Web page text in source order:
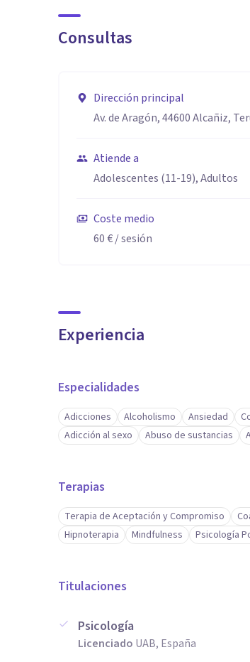
Consultas
Dirección principal
Av. de Aragón, 44600 Alcañiz,
Atiende a
Adolescentes (11-19), Adultos
Coste medio
60 €/ sesión
Experiencia
Especialidades
Adicciones Alcoholismo Ansiedad
Adicción al sexo
Abuso de sustancias
Terapias
Terapia de Aceptación y Compromiso
Hipnoterapia
Mindfulness Psicología
Titulaciones
Psicología
Licenciado UAB, España